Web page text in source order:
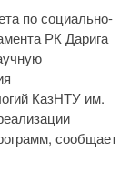
по социально-
РК Дарига
КазНТУ им.
сообщает